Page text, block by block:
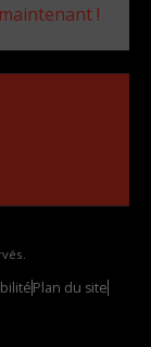
!
Plan du site